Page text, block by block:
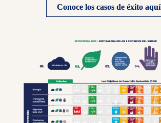
Conoce los casos de éxito aquí